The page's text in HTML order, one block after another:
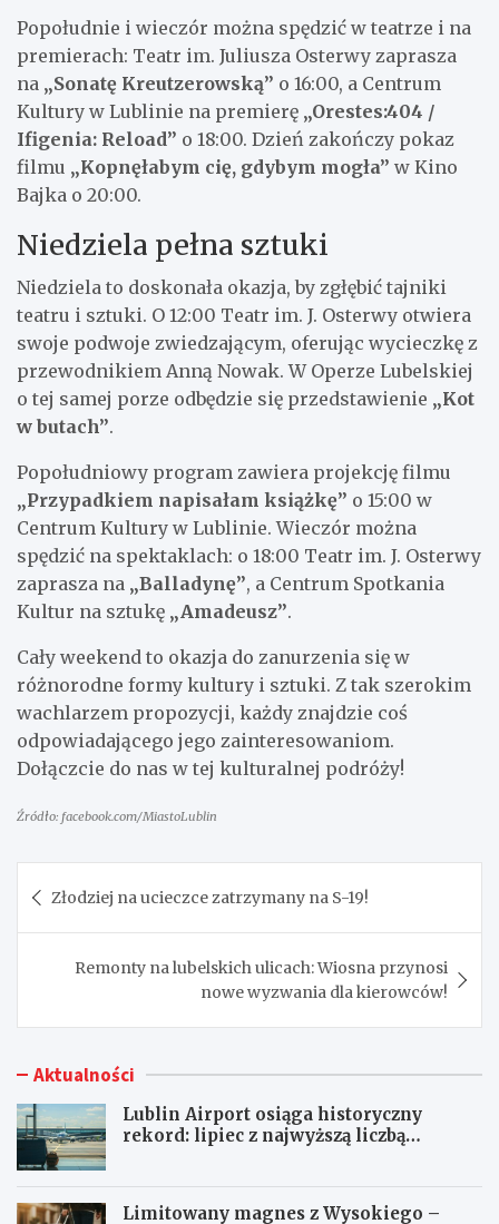
Popołudnie i wieczór można spędzić w teatrze i na
premierach: Teatr im. Juliusza Osterwy zaprasza
na „Sonatę Kreutzerowską” o 16:00, a Centrum
Kultury w Lublinie na premierę „Orestes:404 /
Ifigenia: Reload” o 18:00. Dzień zakończy pokaz
filmu „Kopnęłabym cię, gdybym mogła” w Kino
Bajka o 20:00.
Niedziela pełna sztuki
Niedziela to doskonała okazja, by zgłębić tajniki
teatru i sztuki. O 12:00 Teatr im. J. Osterwy otwiera
swoje podwoje zwiedzającym, oferując wycieczkę z
przewodnikiem Anną Nowak. W Operze Lubelskiej
o tej samej porze odbędzie się przedstawienie „Kot
w butach”.
Popołudniowy program zawiera projekcję filmu
„Przypadkiem napisałam książkę” o 15:00 w
Centrum Kultury w Lublinie. Wieczór można
spędzić na spektaklach: o 18:00 Teatr im. J. Osterwy
zaprasza na „Balladynę”, a Centrum Spotkania
Kultur na sztukę „Amadeusz”.
Cały weekend to okazja do zanurzenia się w
różnorodne formy kultury i sztuki. Z tak szerokim
wachlarzem propozycji, każdy znajdzie coś
odpowiadającego jego zainteresowaniom.
Dołączcie do nas w tej kulturalnej podróży!
Źródło: facebook.com/MiastoLublin
wpisu
Złodziej na ucieczce zatrzymany na S-19!
Remonty na lubelskich ulicach: Wiosna przynosi
nowe wyzwania dla kierowców!
Aktualności
Lublin Airport osiąga historyczny
rekord: lipiec z najwyższą liczbą
Limitowany magnes z Wysokiego –